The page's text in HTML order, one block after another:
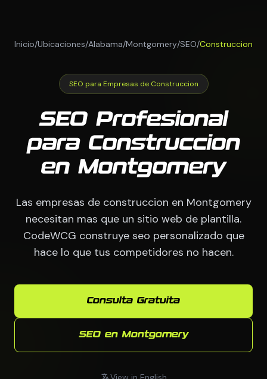
Inicio/Ubicaciones/Alabama/Montgomery/SEO/Construccion
SEO para Empresas de Construccion
SEO Profesional
para Construccion
en Montgomery
Las empresas de construccion en Montgomery
necesitan mas que un sitio web de plantilla.
CodeWCG construye seo personalizado que
hace lo que tus competidores no hacen.
Consulta Gratuita
SEO en Montgomery